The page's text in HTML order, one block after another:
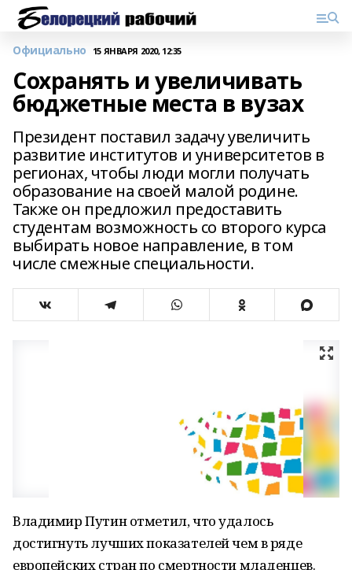
Официально 15 ЯНВАРЯ 2020, 12:35
Сохранять и увеличивать
бюджетные места в вузах
Президент поставил задачу увеличить
развитие институтов и университетов в
регионах, чтобы люди могли получать
образование на своей малой родине.
Также он предложил предоставить
студентам возможность со второго курса
выбирать новое направление, в том
числе смежные специальности.
Владимир Путин отметил, что удалось
достигнуть лучших показателей чем в ряде
европейских стран по смертности младенцев.